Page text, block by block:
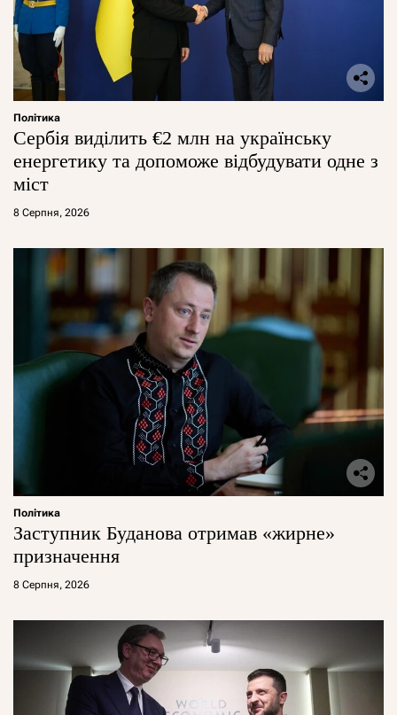
Політика
Сербія виділить €2 млн на українську
енергетику та допоможе відбудувати одне з
міст
8 Серпня, 2026
Політика
Заступник Буданова отримав «жирне»
призначення
8 Серпня, 2026